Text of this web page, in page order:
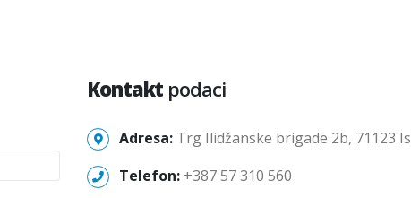
Kontakt podaci
Adresa: Trg Ilidžanske brigade 2b, 71123
Telefon: +387 57 310 560